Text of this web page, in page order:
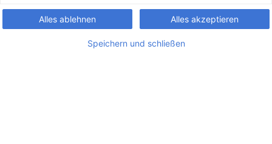
Alles ablehnen Alles akzeptieren
Speichern und schließen